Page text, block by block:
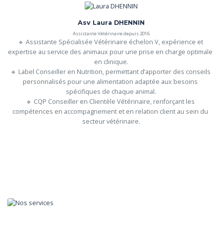
Asv Laura DHENNIN
Assistante Vétérinaire depuis 2016
🔹 Assistante Spécialisée Vétérinaire échelon V, expérience et
expertise au service des animaux pour une prise en charge optimale
en clinique.
🔹 Label Conseiller en Nutrition, permettant d’apporter des conseils
personnalisés pour une alimentation adaptée aux besoins
spécifiques de chaque animal.
🔹 CQP Conseiller en Clientèle Vétérinaire, renforçant les
compétences en accompagnement et en relation client au sein du
secteur vétérinaire.